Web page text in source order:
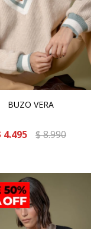
BUZO VERA
4.495 $8.990